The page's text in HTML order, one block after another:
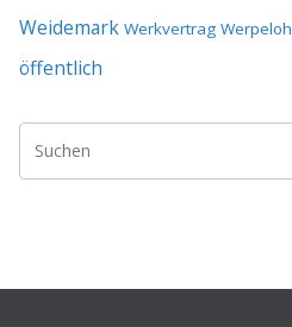
Weidemark Werkvertrag Werpeloh
öffentlich